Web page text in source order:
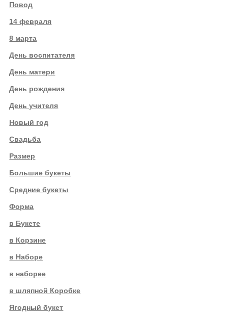
Повод
14 февраля
8 марта
День воспитателя
День матери
День рождения
День учителя
Новый год
Свадьба
Размер
Большие букеты
Средние букеты
Форма
в Букете
в Корзине
в Наборе
в наборее
в шляпной Коробке
Ягодный букет